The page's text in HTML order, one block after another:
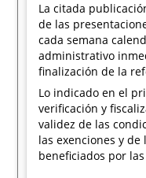
La citada
de las
cada semana
administrativo
finalización de la
Lo indicado en el
verificación y
validez de las
las exenciones y
beneficiados por